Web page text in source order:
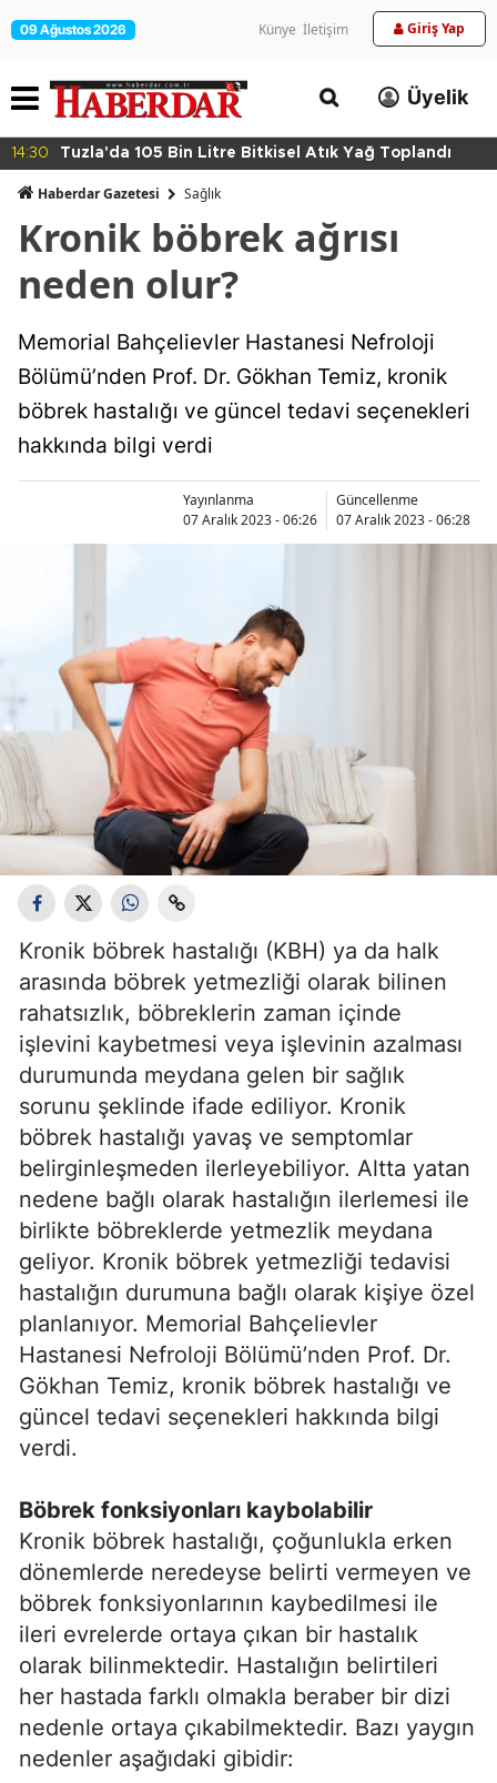
09 Ağustos 2026 Künye İletişim Giriş Yap
Üyelik
14:30 Tuzla'da 105 Bin Litre Bitkisel Atık Yağ Toplandı
Haberdar Gazetesi Sağlık
Kronik böbrek ağrısı
neden olur?
Memorial Bahçelievler Hastanesi Nefroloji
Bölümü’nden Prof. Dr. Gökhan Temiz, kronik
böbrek hastalığı ve güncel tedavi seçenekleri
hakkında bilgi verdi
Yayınlanma
07 Aralık 2023 - 06:26
Güncellenme
07 Aralık 2023 - 06:28
Kronik böbrek hastalığı (KBH) ya da halk
arasında böbrek yetmezliği olarak bilinen
rahatsızlık, böbreklerin zaman içinde
işlevini kaybetmesi veya işlevinin azalması
durumunda meydana gelen bir sağlık
sorunu şeklinde ifade ediliyor. Kronik
böbrek hastalığı yavaş ve semptomlar
belirginleşmeden ilerleyebiliyor. Altta yatan
nedene bağlı olarak hastalığın ilerlemesi ile
birlikte böbreklerde yetmezlik meydana
geliyor. Kronik böbrek yetmezliği tedavisi
hastalığın durumuna bağlı olarak kişiye özel
planlanıyor. Memorial Bahçelievler
Hastanesi Nefroloji Bölümü’nden Prof. Dr.
Gökhan Temiz, kronik böbrek hastalığı ve
güncel tedavi seçenekleri hakkında bilgi
verdi.
Böbrek fonksiyonları kaybolabilir
Kronik böbrek hastalığı, çoğunlukla erken
dönemlerde neredeyse belirti vermeyen ve
böbrek fonksiyonlarının kaybedilmesi ile
ileri evrelerde ortaya çıkan bir hastalık
olarak bilinmektedir. Hastalığın belirtileri
her hastada farklı olmakla beraber bir dizi
nedenle ortaya çıkabilmektedir. Bazı yaygın
nedenler aşağıdaki gibidir: